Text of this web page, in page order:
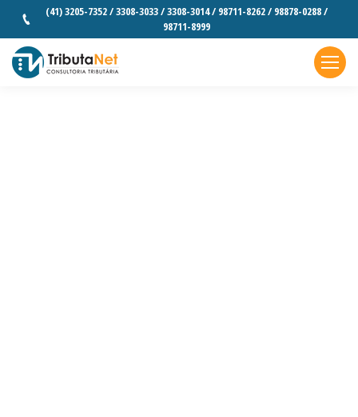
(41) 3205-7352 / 3308-3033 / 3308-3014 / 98711-8262 / 98878-0288 /
98711-8999